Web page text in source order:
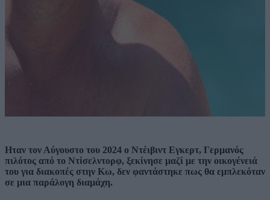
Ηταν τον Αύγουστο του 2024 ο Ντέιβιντ Εγκερτ, Γερμανός
πιλότος από το Ντίσελντορφ, ξεκίνησε μαζί με την οικογένειά
του για διακοπές στην Κω, δεν φαντάστηκε πως θα εμπλεκόταν
σε μια παράλογη διαμάχη.